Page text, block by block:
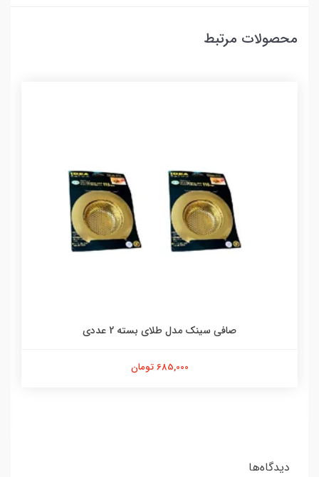
محصولات مرتبط
صافی سینک مدل طلای بسته 2 عددی
685,000 تومان
دیدگاه‌ها